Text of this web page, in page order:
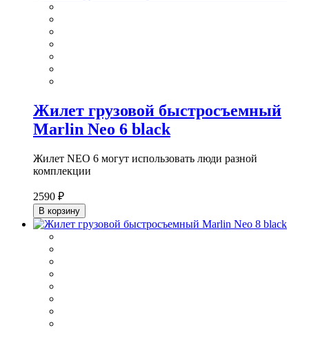
Жилет грузовой быстросъемный
Marlin Neo 6 black
Жилет NEO 6 могут использовать люди разной
комплекции
2590 ₽
В корзину